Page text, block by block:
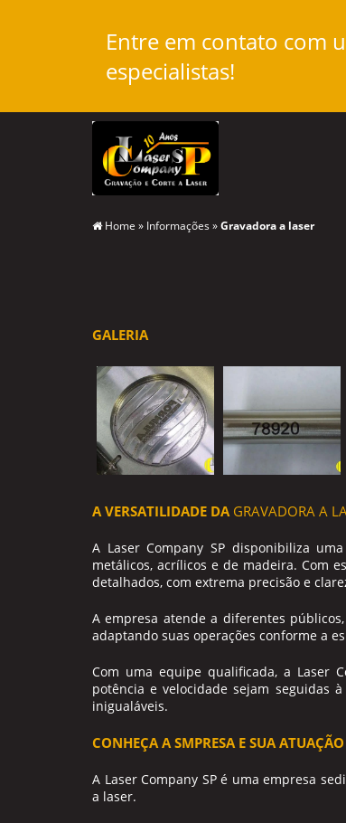
Entre em contato com
especialistas!
Home » Informações »Gravadora a laser
GALERIA
A VERSATILIDADE DA GRAVADORA A
A Laser Company SP disponibiliza uma
metálicos, acrílicos e de madeira. Com
detalhados, com extrema precisão e
A empresa atende a diferentes
adaptando suas operações conforme a
Com uma equipe qualificada, a Laser
potência e velocidade sejam seguidas
inigualáveis.
CONHEÇA A SMPRESA E SUA ATUAÇÃO
A Laser Company SP é uma empresa
a laser.